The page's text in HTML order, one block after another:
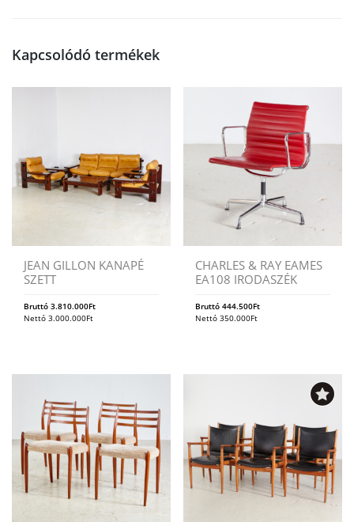
Kapcsolódó termékek
JEAN GILLON KANAPÉ
SZETT
Bruttó 3.810.000Ft
Nettó 3.000.000Ft
CHARLES & RAY EAMES
EA108 IRODASZÉK
Bruttó444.500Ft
Nettó350.000Ft